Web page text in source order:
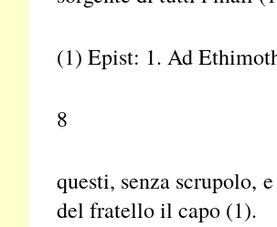
(1) Epist: 1. Ad
8
questi, senza scrupolo,
del fratello il capo (1).